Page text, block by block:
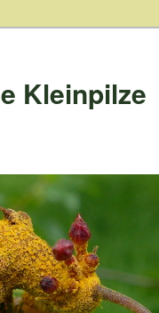
Kleinpilze